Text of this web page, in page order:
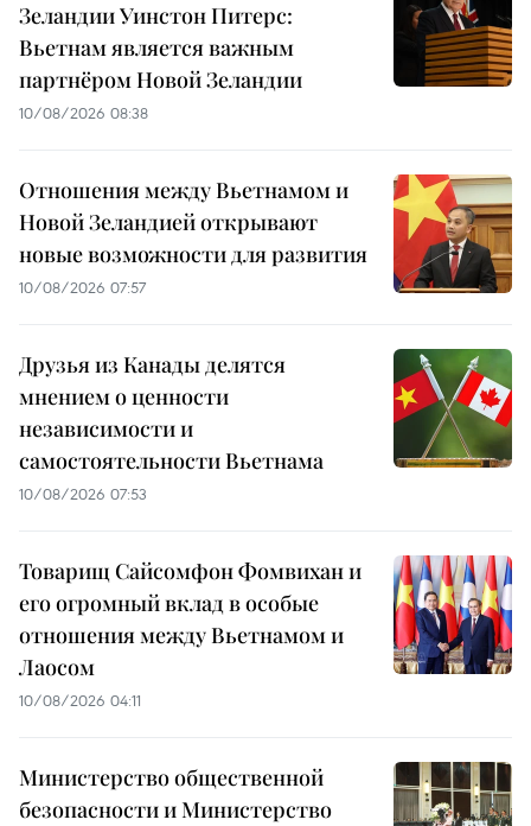
Зеландии Уинстон Питерс:
Вьетнам является важным
партнёром Новой Зеландии
10/08/2026 08:38
Отношения между Вьетнамом и
Новой Зеландией открывают
новые возможности для развития
10/08/2026 07:57
Друзья из Канады делятся
мнением о ценности
независимости и
самостоятельности Вьетнама
10/08/2026 07:53
Товарищ Сайсомфон Фомвихан и
его огромный вклад в особые
отношения между Вьетнамом и
Лаосом
10/08/2026 04:11
Министерство общественной
безопасности и Министерство